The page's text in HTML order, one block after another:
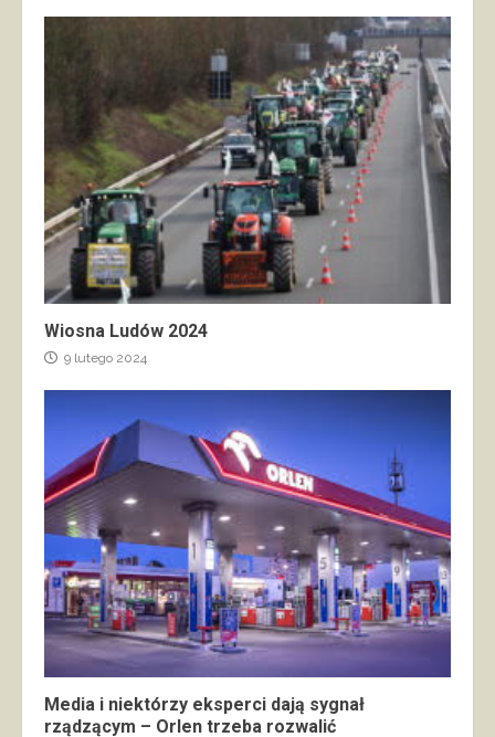
Wiosna Ludów 2024
9 lutego 2024
Media i niektórzy eksperci dają sygnał
rządzącym – Orlen trzeba rozwalić